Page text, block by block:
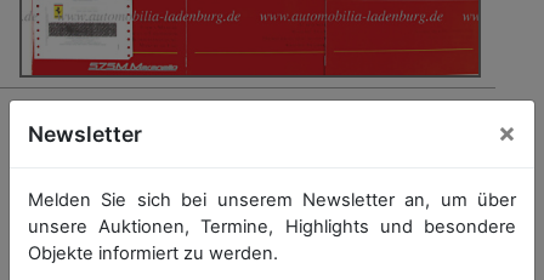
Bordmappe für Ferrari 575 Maranello, US Ausführung
Fahrgestellnummer, guter Zustand
Startpreis: 800,00 €
Newsletter ×
Melden Sie sich bei unserem Newsletter an, um über
unsere Auktionen, Termine, Highlights und besondere
Objekte informiert zu werden.